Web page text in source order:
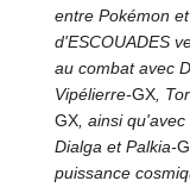
entre Pokémon
d'ESCOUADES
au combat avec
Vipélierre-GX ,
GX , ainsi
Dialga et Palkia-
puissance